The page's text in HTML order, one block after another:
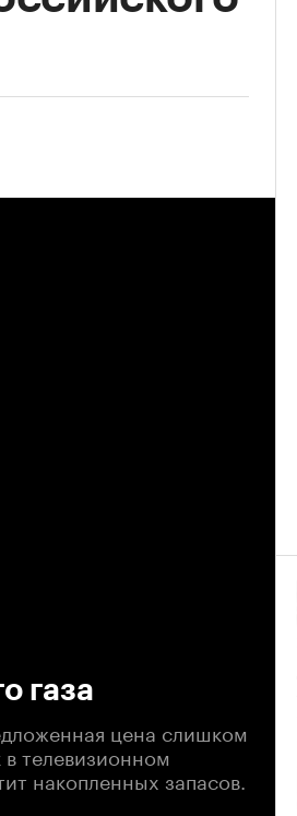
газа
цена слишком
телевизионном
накопленных запасов.